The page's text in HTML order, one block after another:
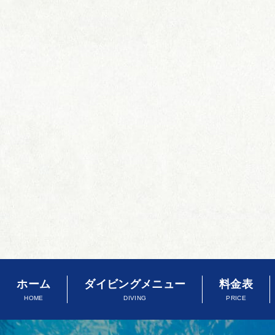
ホーム
HOME
ダイビングメニュー
DIVING
料金表
PRICE